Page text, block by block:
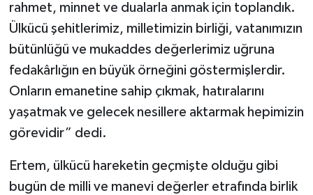
rahmet, minnet ve dualarla anmak için toplandık.
Ülkücü şehitlerimiz, milletimizin birliği, vatanımızın
bütünlüğü ve mukaddes değerlerimiz uğruna
fedakârlığın en büyük örneğini göstermişlerdir.
Onların emanetine sahip çıkmak, hatıralarını
yaşatmak ve gelecek nesillere aktarmak hepimizin
görevidir” dedi.
Ertem, ülkücü hareketin geçmişte olduğu gibi
bugün de milli ve manevi değerler etrafında birlik